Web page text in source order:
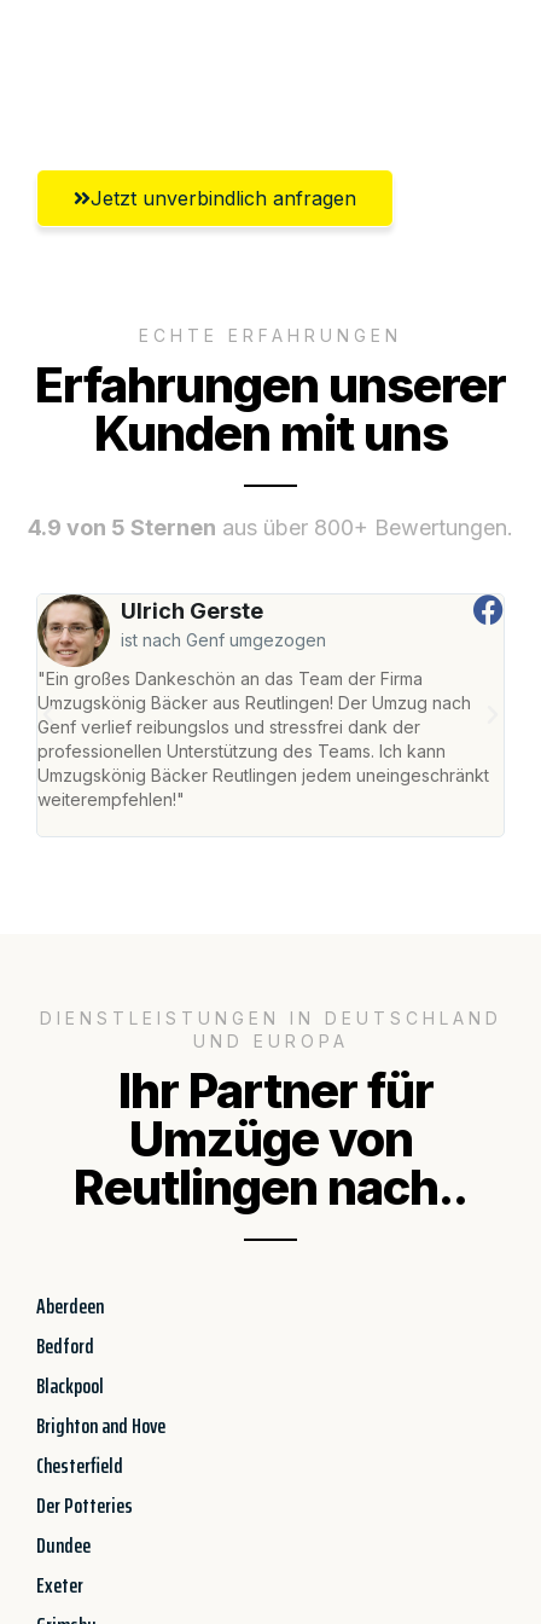
Jetzt unverbindlich anfragen
ECHTE ERFAHRUNGEN
Erfahrungen unserer
Kunden mit uns
4.9 von 5 Sternen aus über 800+ Bewertungen.
Ulrich Gerste
ist nach Genf umgezogen
"Ein großes Dankeschön an das Team der Firma
Umzugskönig Bäcker aus Reutlingen! Der Umzug nach
Genf verlief reibungslos und stressfrei dank der
professionellen Unterstützung des Teams. Ich kann
Umzugskönig Bäcker Reutlingen jedem uneingeschränkt
weiterempfehlen!"
DIENSTLEISTUNGEN IN DEUTSCHLAND
UND EUROPA
Ihr Partner für
Umzüge von
Reutlingen nach..
Aberdeen
Bedford
Blackpool
Brighton and Hove
Chesterfield
Der Potteries
Dundee
Exeter